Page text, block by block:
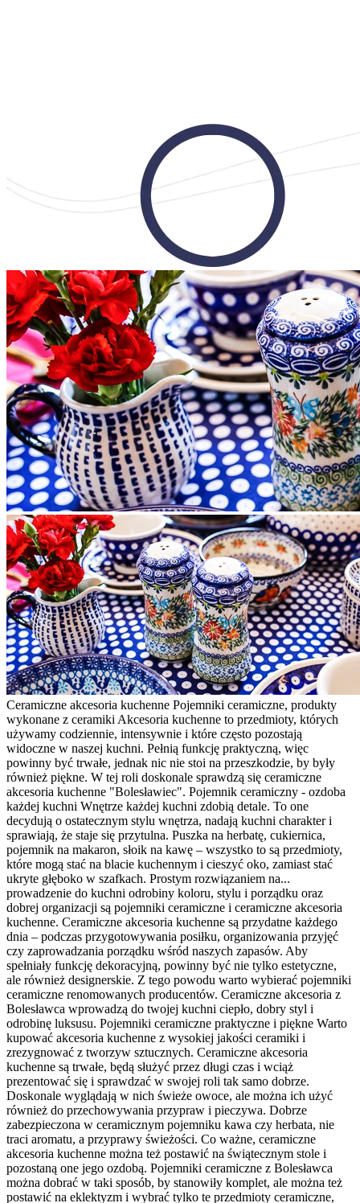
Ceramiczne akcesoria kuchenne Pojemniki ceramiczne, produkty
wykonane z ceramiki Akcesoria kuchenne to przedmioty, których
używamy codziennie, intensywnie i które często pozostają
widoczne w naszej kuchni. Pełnią funkcję praktyczną, więc
powinny być trwałe, jednak nic nie stoi na przeszkodzie, by były
również piękne. W tej roli doskonale sprawdzą się ceramiczne
akcesoria kuchenne "Bolesławiec". Pojemnik ceramiczny - ozdoba
każdej kuchni Wnętrze każdej kuchni zdobią detale. To one
decydują o ostatecznym stylu wnętrza, nadają kuchni charakter i
sprawiają, że staje się przytulna. Puszka na herbatę, cukiernica,
pojemnik na makaron, słoik na kawę – wszystko to są przedmioty,
które mogą stać na blacie kuchennym i cieszyć oko, zamiast stać
ukryte głęboko w szafkach. Prostym rozwiązaniem na...
prowadzenie do kuchni odrobiny koloru, stylu i porządku oraz
dobrej organizacji są pojemniki ceramiczne i ceramiczne akcesoria
kuchenne. Ceramiczne akcesoria kuchenne są przydatne każdego
dnia – podczas przygotowywania posiłku, organizowania przyjęć
czy zaprowadzania porządku wśród naszych zapasów. Aby
spełniały funkcję dekoracyjną, powinny być nie tylko estetyczne,
ale również designerskie. Z tego powodu warto wybierać pojemniki
ceramiczne renomowanych producentów. Ceramiczne akcesoria z
Bolesławca wprowadzą do twojej kuchni ciepło, dobry styl i
odrobinę luksusu. Pojemniki ceramiczne praktyczne i piękne Warto
kupować akcesoria kuchenne z wysokiej jakości ceramiki i
zrezygnować z tworzyw sztucznych. Ceramiczne akcesoria
kuchenne są trwałe, będą służyć przez długi czas i wciąż
prezentować się i sprawdzać w swojej roli tak samo dobrze.
Doskonale wyglądają w nich świeże owoce, ale można ich użyć
również do przechowywania przypraw i pieczywa. Dobrze
zabezpieczona w ceramicznym pojemniku kawa czy herbata, nie
traci aromatu, a przyprawy świeżości. Co ważne, ceramiczne
akcesoria kuchenne można też postawić na świątecznym stole i
pozostaną one jego ozdobą. Pojemniki ceramiczne z Bolesławca
można dobrać w taki sposób, by stanowiły komplet, ale można też
postawić na eklektyzm i wybrać tylko te przedmioty ceramiczne,